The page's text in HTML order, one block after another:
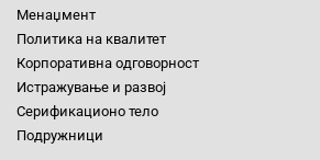
Менаџмент
Политика на квалитет
Корпоративна одговорност
Истражување и развој
Серификационо тело
Подружници